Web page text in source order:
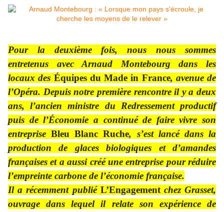
Pour la deuxième fois, nous nous sommes
entretenus avec Arnaud Montebourg dans les
locaux des Équipes du Made in France, avenue de
l’Opéra. Depuis notre première rencontre il y a deux
ans, l’ancien ministre du Redressement productif
puis de l’Économie a continué de faire vivre son
entreprise Bleu Blanc Ruche, s’est lancé dans la
production de glaces biologiques et d’amandes
françaises et a aussi créé une entreprise pour réduire
l’empreinte carbone de l’économie française.
Il a récemment publié L’Engagement chez Grasset,
ouvrage dans lequel il relate son expérience de